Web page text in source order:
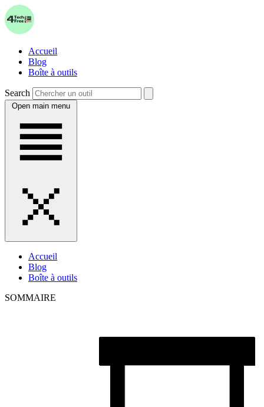
Accueil
Blog
Boîte à outils
Search
Open main menu
Accueil
Blog
Boîte à outils
SOMMAIRE